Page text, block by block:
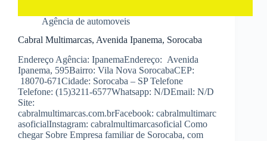
Agência de automoveis
Cabral Multimarcas, Avenida Ipanema, Sorocaba
Endereço Agência: IpanemaEndereço: Avenida
Ipanema, 595Bairro: Vila Nova SorocabaCEP:
18070-671Cidade: Sorocaba – SP Telefone
Telefone: (15)3211-6577Whatsapp: N/DEmail: N/D
Site:
cabralmultimarcas.com.brFacebook: cabralmultimarc
asoficialInstagram: cabralmultimarcasoficial Como
chegar Sobre Empresa familiar de Sorocaba, com